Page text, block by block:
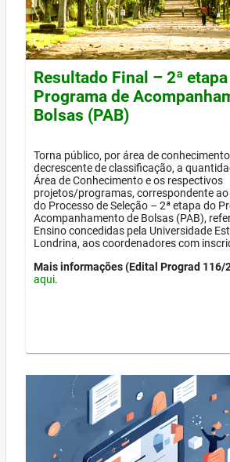
Resultado Final – 2ª
Programa de
Bolsas (PAB)
Torna público, por área de
decrescente de classificação, a
Área de Conhecimento e os respectivos
projetos/programas, correspondente ao
do Processo de Seleção – 2ª etapa do
Acompanhamento de Bolsas (PAB),
Ensino concedidas pela Universidade
Londrina, aos coordenadores com
Mais informações (Edital Prograd 116/
aqui.